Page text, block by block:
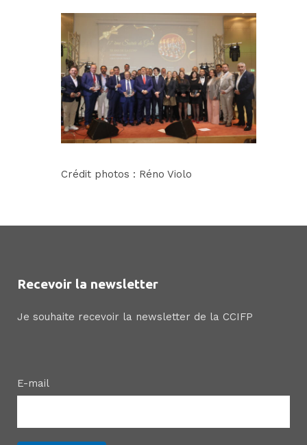
Crédit photos : Réno Violo
Recevoir la newsletter
Je souhaite recevoir la newsletter de la CCIFP
E-mail